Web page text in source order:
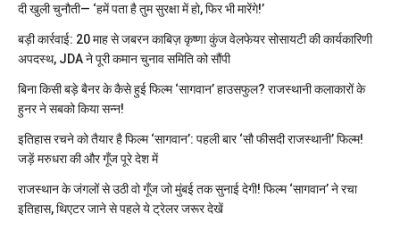
दी खुली चुनौती— ‘हमें पता है तुम सुरक्षा में हो, फिर भी मारेंगे!’
बड़ी कार्रवाई: 20 माह से जबरन काबिज़ कृष्णा कुंज वेलफेयर सोसायटी की कार्यकारिणी
अपदस्थ, JDA ने पूरी कमान चुनाव समिति को सौंपी
बिना किसी बड़े बैनर के कैसे हुई फिल्म ‘सागवान’ हाउसफुल? राजस्थानी कलाकारों के
हुनर ने सबको किया सन्न!
इतिहास रचने को तैयार है फिल्म ‘सागवान’: पहली बार ‘सौ फीसदी राजस्थानी’ फिल्म!
जड़ें मरुधरा की और गूँज पूरे देश में
राजस्थान के जंगलों से उठी वो गूँज जो मुंबई तक सुनाई देगी! फिल्म ‘सागवान’ ने रचा
इतिहास, थिएटर जाने से पहले ये ट्रेलर जरूर देखें